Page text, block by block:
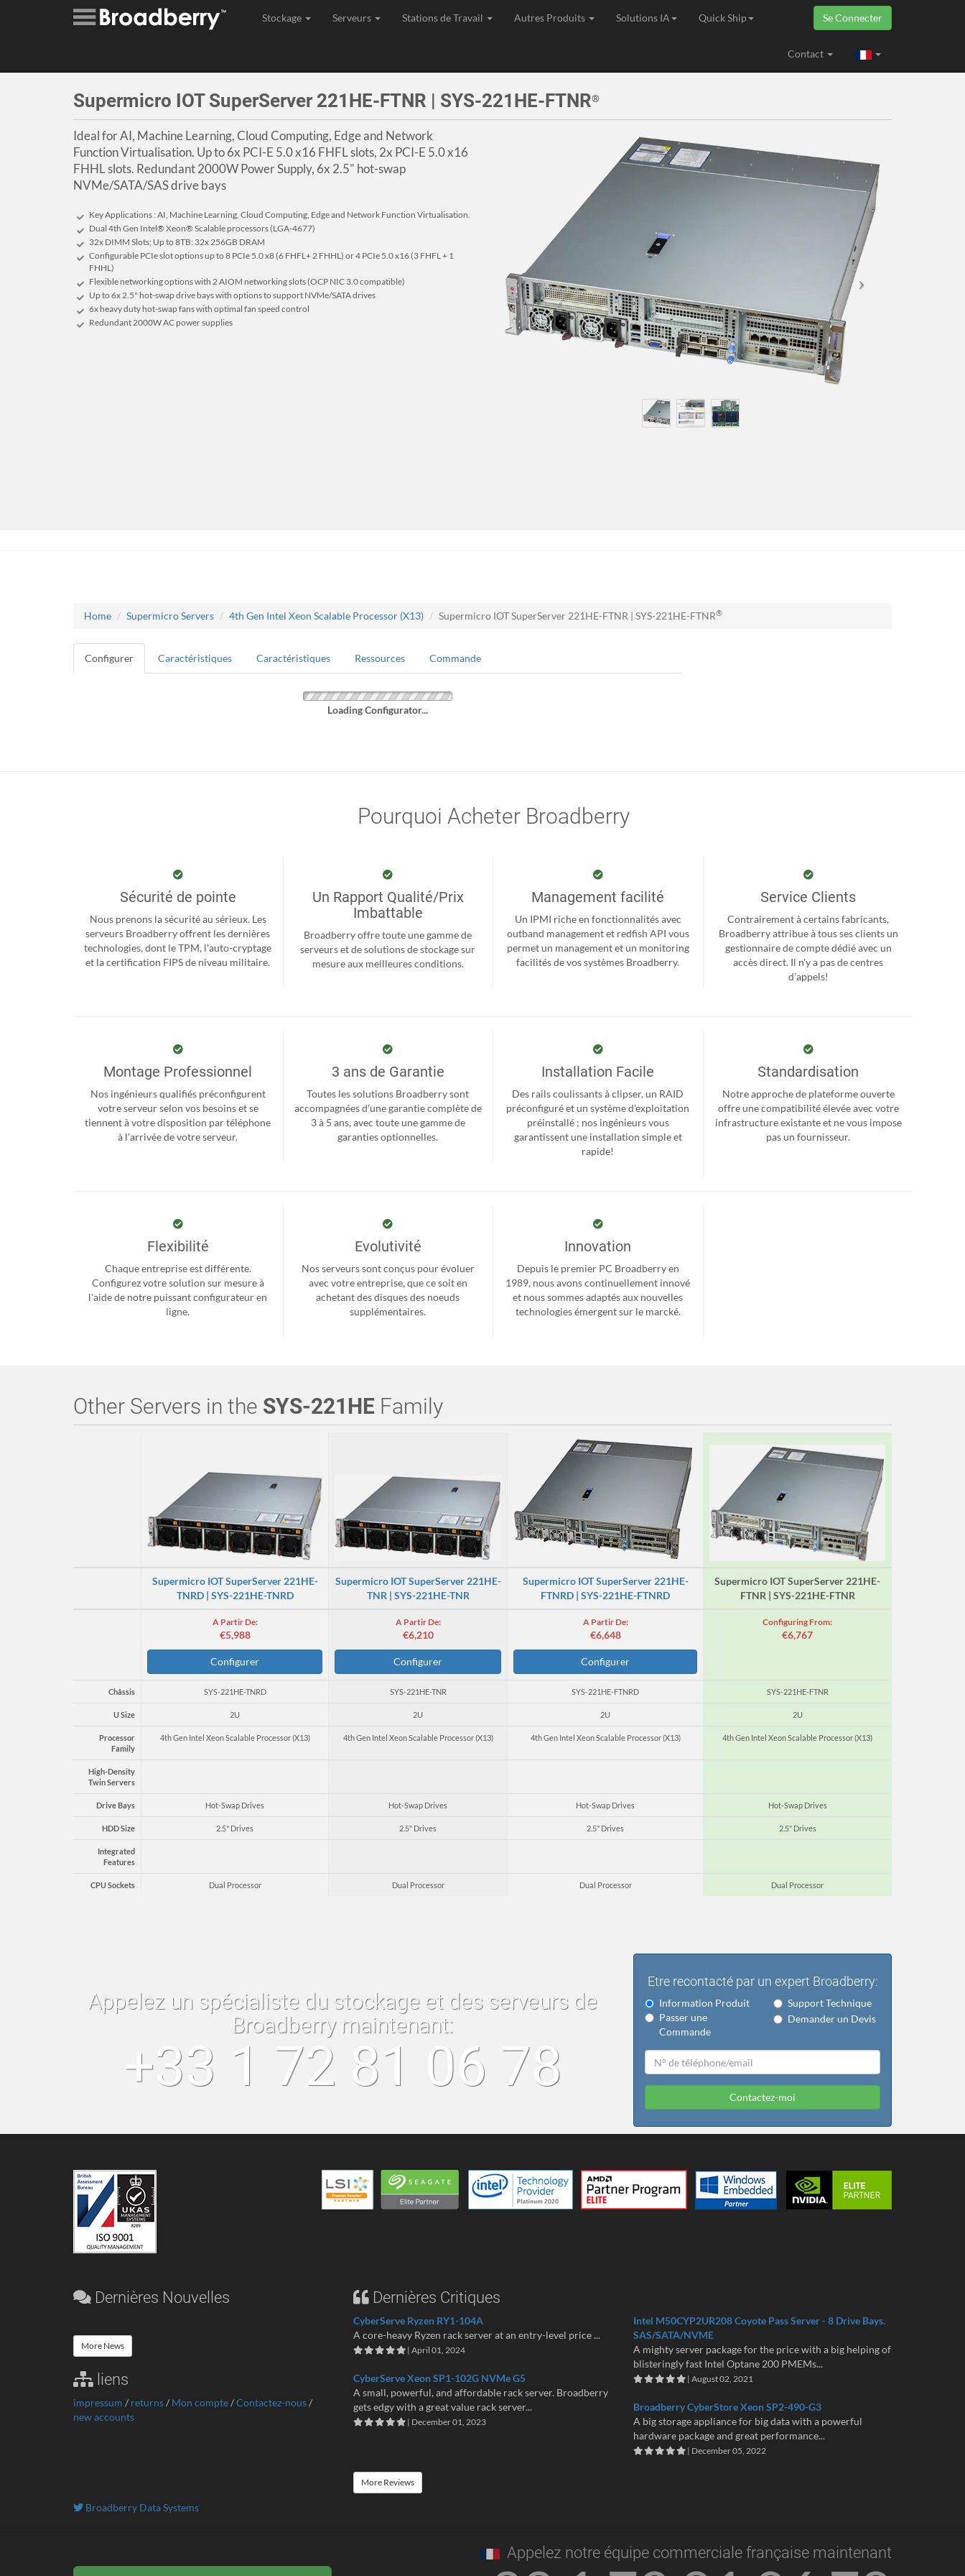
Stockage Serveurs Stations de Travail Autres Produits Solutions IA Quick Ship Se Connecter
Contact
Supermicro IOT SuperServer 221HE-FTNR | SYS-221HE-FTNR®
Ideal for AI, Machine Learning, Cloud Computing, Edge and Network
Function Virtualisation. Up to 6x PCI-E 5.0 x16 FHFL slots, 2x PCI-E 5.0 x16
FHHL slots. Redundant 2000W Power Supply, 6x 2.5" hot-swap
NVMe/SATA/SAS drive bays
Key Applications : AI, Machine Learning, Cloud Computing, Edge and Network Function Virtualisation.
Dual 4th Gen Intel® Xeon® Scalable processors (LGA-4677)
32x DIMM Slots; Up to 8TB: 32x 256GB DRAM
Configurable PCIe slot options up to 8 PCIe 5.0 x8 (6 FHFL+ 2 FHHL) or 4 PCIe 5.0 x16 (3 FHFL + 1
FHHL)
Flexible networking options with 2 AIOM networking slots (OCP NIC 3.0 compatible)
Up to 6x 2.5" hot-swap drive bays with options to support NVMe/SATA drives
6x heavy duty hot-swap fans with optimal fan speed control
Redundant 2000W AC power supplies
Home Supermicro Servers 4th Gen Intel Xeon Scalable Processor (X13) Supermicro IOT SuperServer 221HE-FTNR | SYS-221HE-FTNR®
Configurer Caractéristiques Caractéristiques Ressources Commande
Loading Configurator...
Pourquoi Acheter Broadberry
Sécurité de pointe
Nous prenons la sécurité au sérieux. Les
serveurs Broadberry offrent les dernières
technologies, dont le TPM, l'auto-cryptage
et la certification FIPS de niveau militaire.
Un Rapport Qualité/Prix
Imbattable
Broadberry offre toute une gamme de
serveurs et de solutions de stockage sur
mesure aux meilleures conditions.
Management facilité
Un IPMI riche en fonctionnalités avec
outband management et redfish API vous
permet un management et un monitoring
facilités de vos systèmes Broadberry.
Service Clients
Contrairement à certains fabricants,
Broadberry attribue à tous ses clients un
gestionnaire de compte dédié avec un
accès direct. Il n'y a pas de centres
d'appels!
Montage Professionnel
Nos ingénieurs qualifiés préconfigurent
votre serveur selon vos besoins et se
tiennent à votre disposition par téléphone
à l'arrivée de votre serveur.
3 ans de Garantie
Toutes les solutions Broadberry sont
accompagnées d'une garantie complète de
3 à 5 ans, avec toute une gamme de
garanties optionnelles.
Installation Facile
Des rails coulissants à clipser, un RAID
préconfiguré et un système d'exploitation
préinstallé ; nos ingénieurs vous
garantissent une installation simple et
rapide!
Standardisation
Notre approche de plateforme ouverte
offre une compatibilité élevée avec votre
infrastructure existante et ne vous impose
pas un fournisseur.
Flexibilité
Chaque entreprise est différente.
Configurez votre solution sur mesure à
l'aide de notre puissant configurateur en
ligne.
Evolutivité
Nos serveurs sont conçus pour évoluer
avec votre entreprise, que ce soit en
achetant des disques des noeuds
supplémentaires.
Innovation
Depuis le premier PC Broadberry en
1989, nous avons continuellement innové
et nous sommes adaptés aux nouvelles
technologies émergent sur le marcké.
Other Servers in the SYS-221HE Family
Supermicro IOT SuperServer 221HE-
TNRD | SYS-221HE-TNRD
Supermicro IOT SuperServer 221HE-
TNR | SYS-221HE-TNR
Supermicro IOT SuperServer 221HE-
FTNRD | SYS-221HE-FTNRD
Supermicro IOT SuperServer 221HE-
FTNR | SYS-221HE-FTNR
A Partir De:
€5,988
Configurer
A Partir De:
€6,210
Configurer
A Partir De:
€6,648
Configurer
Configuring From:
€6,767
Châssis SYS-221HE-TNRD SYS-221HE-TNR SYS-221HE-FTNRD SYS-221HE-FTNR
U Size 2U 2U 2U 2U
Processor
Family
4th Gen Intel Xeon Scalable Processor (X13) 4th Gen Intel Xeon Scalable Processor (X13) 4th Gen Intel Xeon Scalable Processor (X13) 4th Gen Intel Xeon Scalable Processor (X13)
High-Density
Twin Servers
Drive Bays Hot-Swap Drives Hot-Swap Drives Hot-Swap Drives Hot-Swap Drives
HDD Size 2.5" Drives 2.5" Drives 2.5" Drives 2.5" Drives
Integrated
Features
CPU Sockets Dual Processor Dual Processor Dual Processor Dual Processor
Appelez un spécialiste du stockage et des serveurs de
Broadberry maintenant:
+33 1 72 81 06 78
Etre recontacté par un expert Broadberry:
Information Produit
Support Technique
Passer une
Commande
Demander un Devis
Contactez-moi
Dernières Nouvelles
More News
liens
impressum / returns/ Mon compte/Contactez-nous/
new accounts
Dernières Critiques
CyberServe Ryzen RY1-104A
A core-heavy Ryzen rack server at an entry-level price ...
| April 01, 2024
CyberServe Xeon SP1-102G NVMe G5
A small, powerful, and affordable rack server. Broadberry
gets edgy with a great value rack server...
| December 01, 2023
Intel M50CYP2UR208 Coyote Pass Server - 8 Drive Bays.
SAS/SATA/NVME
A mighty server package for the price with a big helping of
blisteringly fast Intel Optane 200 PMEMs...
| August 02, 2021
Broadberry CyberStore Xeon SP2-490-G3
A big storage appliance for big data with a powerful
hardware package and great performance...
| December 05, 2022
More Reviews
Broadberry Data Systems
Appelez notre équipe commerciale française maintenant